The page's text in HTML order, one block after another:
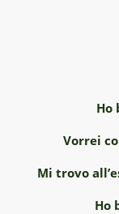
Ho
Vorrei
Mi trovo
Ho